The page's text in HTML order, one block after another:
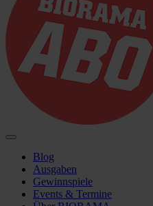
Blog
Ausgaben
Gewinnspiele
Events & Termine